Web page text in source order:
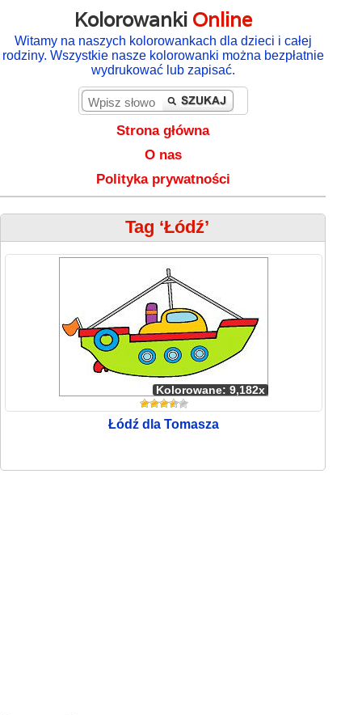
Kolorowanki Online
Witamy na naszych kolorowankach dla dzieci i całej
rodziny. Wszystkie nasze kolorowanki można bezpłatnie
wydrukować lub zapisać.
Strona główna
O nas
Polityka prywatności
Tag ‘Łódź’
Kolorowane: 9,182x
Łódź dla Tomasza